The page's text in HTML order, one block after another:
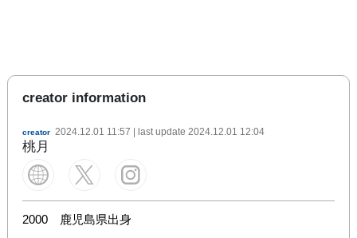
creator information
creator 2024.12.01 11:57 | last update 2024.12.01 12:04
桃月
2000　鹿児島県出身